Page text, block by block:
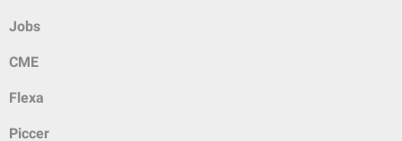
Jobs
CME
Flexa
Piccer